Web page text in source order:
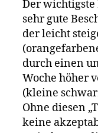
Der wichtigste
sehr gute
der leicht
durch einen
Woche höher
(kleine
Ohne diesen
keine